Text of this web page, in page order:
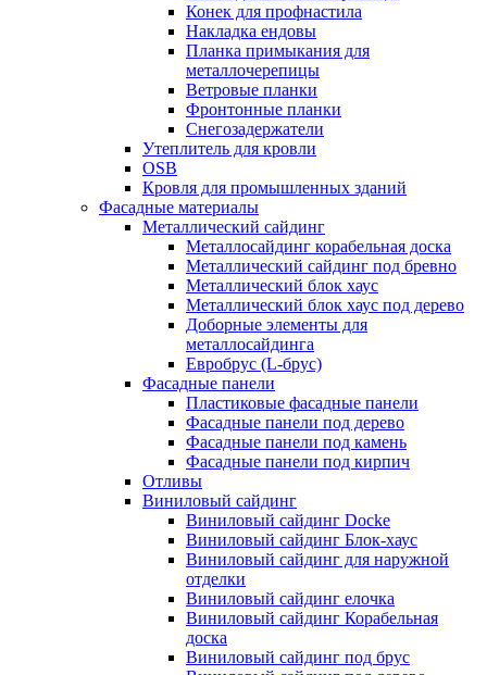
Конек для профнастила
Накладка ендовы
Планка примыкания для
металлочерепицы
Ветровые планки
Фронтонные планки
Снегозадержатели
Утеплитель для кровли
OSB
Кровля для промышленных зданий
Фасадные материалы
Металлический сайдинг
Металлосайдинг корабельная доска
Металлический сайдинг под бревно
Металлический блок хаус
Металлический блок хаус под дерево
Доборные элементы для
металлосайдинга
Евробрус (L-брус)
Фасадные панели
Пластиковые фасадные панели
Фасадные панели под дерево
Фасадные панели под камень
Фасадные панели под кирпич
Отливы
Виниловый сайдинг
Виниловый сайдинг Docke
Виниловый сайдинг Блок-хаус
Виниловый сайдинг для наружной
отделки
Виниловый сайдинг елочка
Виниловый сайдинг Корабельная
доска
Виниловый сайдинг под брус